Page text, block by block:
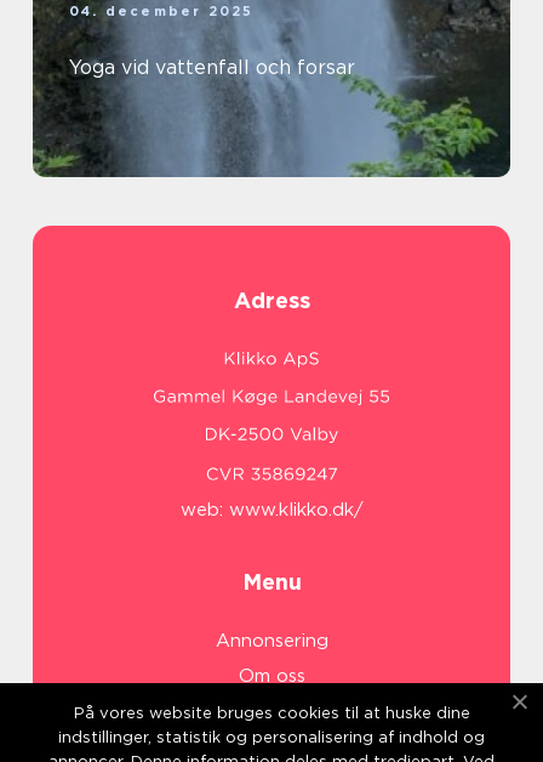
04. december 2025
Yoga vid vattenfall och forsar
Adress
web: www.klikko.dk/
Menu
Annonsering
Om oss
Cookies
Kontakta oss
På vores website bruges cookies til at huske dine
indstillinger, statistik og personalisering af indhold og